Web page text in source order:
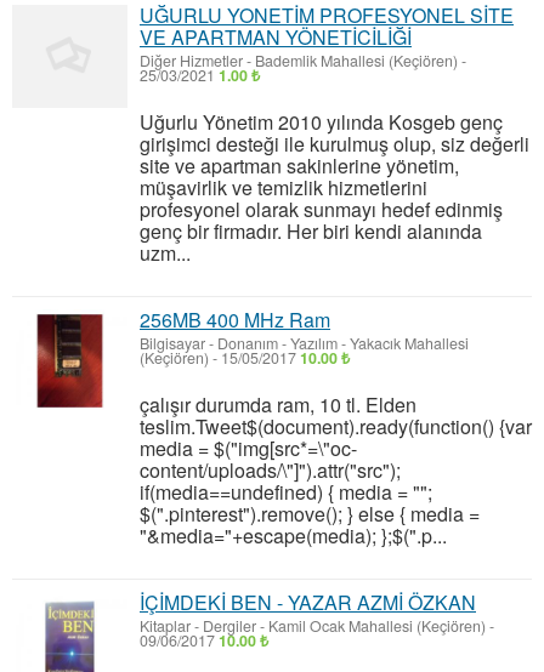
UĞURLU YONETİM PROFESYONEL SİTE
VE APARTMAN YÖNETİCİLİĞİ
Diğer Hizmetler- Bademlik Mahallesi (Keçiören) -
25/03/2021 1.00 ₺
Uğurlu Yönetim 2010 yılında Kosgeb genç
girişimci desteği ile kurulmuş olup, siz değerli
site ve apartman sakinlerine yönetim,
müşavirlik ve temizlik hizmetlerini
profesyonel olarak sunmayı hedef edinmiş
genç bir firmadır. Her biri kendi alanında
uzm...
256MB 400 MHz Ram
Bilgisayar - Donanım - Yazılım-Yakacık Mahallesi
(Keçiören) - 15/05/201710.00 ₺
çalışır durumda ram, 10 tl. Elden
teslim.Tweet$(document).ready(function() {var
media = $("img[src*=\"oc-
content/uploads/\"]").attr("src");
if(media==undefined) { media = "";
$(".pinterest").remove(); } else { media =
"&media="+escape(media); };$(".p...
İÇİMDEKİ BEN - YAZAR AZMİ ÖZKAN
Kitaplar - Dergiler- Kamil Ocak Mahallesi (Keçiören) -
09/06/201710.00 ₺